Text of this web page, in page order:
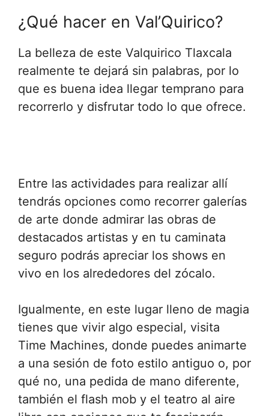
¿Qué hacer en Val’Quirico?
La belleza de este Valquirico Tlaxcala
realmente te dejará sin palabras, por lo
que es buena idea llegar temprano para
recorrerlo y disfrutar todo lo que ofrece.
Entre las actividades para realizar allí
tendrás opciones como recorrer galerías
de arte donde admirar las obras de
destacados artistas y en tu caminata
seguro podrás apreciar los shows en
vivo en los alrededores del zócalo.
Igualmente, en este lugar lleno de magia
tienes que vivir algo especial, visita
Time Machines, donde puedes animarte
a una sesión de foto estilo antiguo o, por
qué no, una pedida de mano diferente,
también el flash mob y el teatro al aire